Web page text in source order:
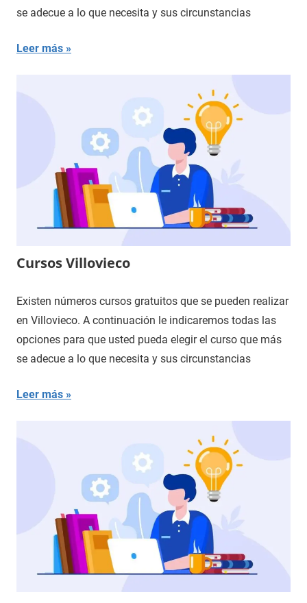
se adecue a lo que necesita y sus circunstancias
Leer más
Cursos Villovieco
Existen números cursos gratuitos que se pueden realizar
en Villovieco. A continuación le indicaremos todas las
opciones para que usted pueda elegir el curso que más
se adecue a lo que necesita y sus circunstancias
Leer más